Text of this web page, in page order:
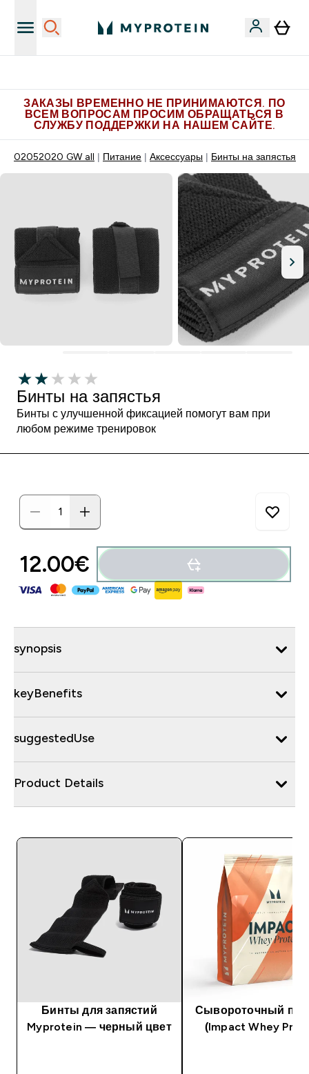
ЗАКАЗЫ ВРЕМЕННО НЕ ПРИНИМАЮТСЯ. ПО
ВСЕМ ВОПРОСАМ ПРОСИМ ОБРАЩАТЬСЯ В
СЛУЖБУ ПОДДЕРЖКИ НА НАШЕМ САЙТЕ.
02052020 GW all Питание Аксессуары Бинты на запястья
Бинты на запястья
Бинты с улучшенной фиксацией помогут вам при
любом режиме тренировок
12.00€‎
synopsis
keyBenefits
suggestedUse
Product Details
Бинты для запястий
Myprotein — черный цвет
Сывороточный
(Impact Whey